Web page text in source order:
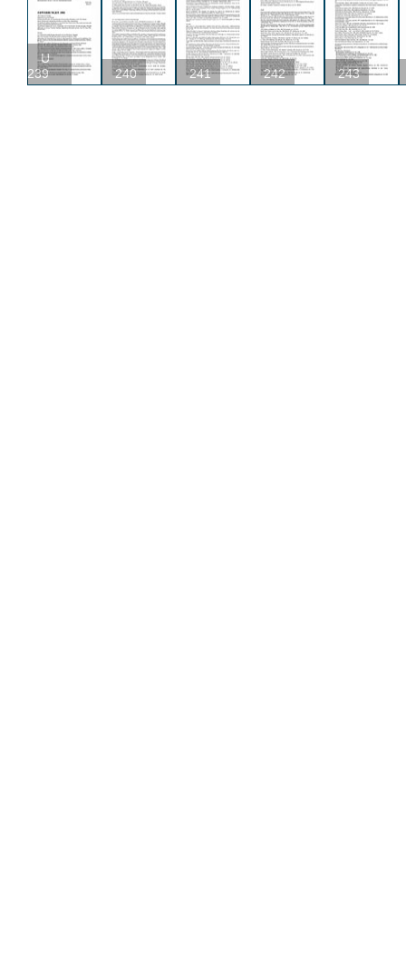
U
239
240 241 242 243